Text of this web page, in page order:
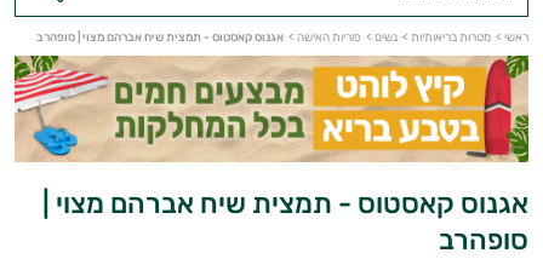
ראשי > מטרות בריאותיות > נשים > פוריות האישה > אגנוס קאסטוס - תמצית שיח אברהם מצוי | סופהרב
אגנוס קאסטוס - תמצית שיח אברהם מצוי |
סופהרב
יועץ בריאות אישי AI